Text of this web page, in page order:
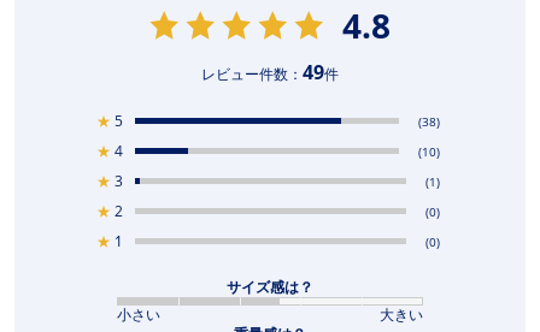
4.8
レビュー件数： 49件
★ 5 (38)
★ 4 (10)
★ 3 (1)
★ 2 (0)
★ 1 (0)
サイズ感は？
小さい
大きい